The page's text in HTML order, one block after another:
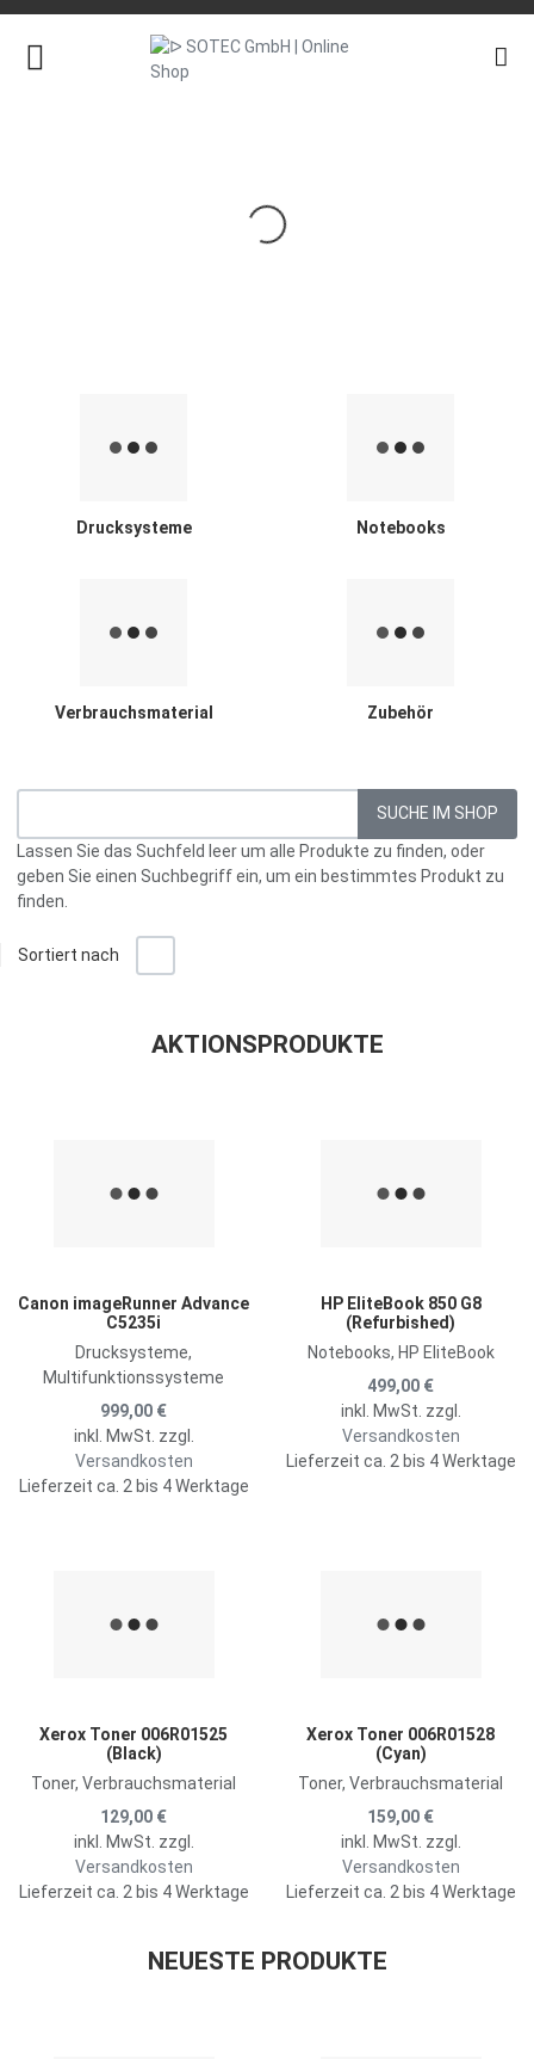
Drucksysteme Notebooks
Verbrauchsmaterial Zubehör
Lassen Sie das Suchfeld leer um alle Produkte zu finden, oder
geben Sie einen Suchbegriff ein, um ein bestimmtes Produkt zu
finden.
Sortiert nach
AKTIONSPRODUKTE
Zum Vergleich hinzufügen
Canon imageRunner Advance
C5235i
Drucksysteme,
Multifunktionssysteme
999,00 €
inkl. MwSt. zzgl.
Versandkosten
Lieferzeit ca. 2 bis 4 Werktage
HP EliteBook 850 G8
(Refurbished)
Notebooks, HP EliteBook
499,00 €
inkl. MwSt. zzgl.
Versandkosten
Lieferzeit ca. 2 bis 4 Werktage
Zum Vergleich hinzufügen
Xerox Toner 006R01525
(Black)
Toner, Verbrauchsmaterial
129,00 €
inkl. MwSt. zzgl.
Versandkosten
Lieferzeit ca. 2 bis 4 Werktage
Xerox Toner 006R01528
(Cyan)
Toner, Verbrauchsmaterial
159,00 €
inkl. MwSt. zzgl.
Versandkosten
Lieferzeit ca. 2 bis 4 Werktage
NEUESTE PRODUKTE